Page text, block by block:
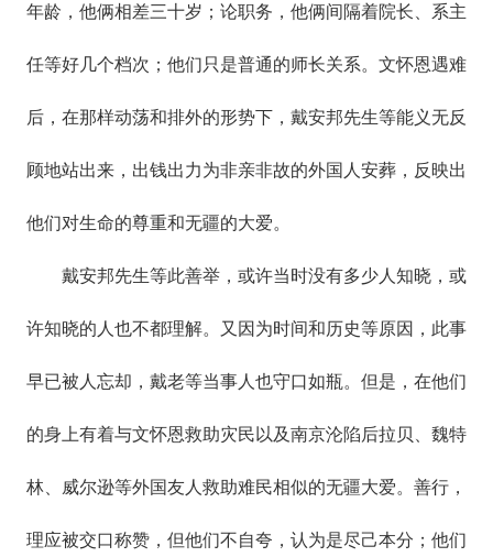
年龄，他俩相差三十岁；论职务，他俩间隔着院长、系主
任等好几个档次；他们只是普通的师长关系。文怀恩遇难
后，在那样动荡和排外的形势下，戴安邦先生等能义无反
顾地站出来，出钱出力为非亲非故的外国人安葬，反映出
他们对生命的尊重和无疆的大爱。
戴安邦先生等此善举，或许当时没有多少人知晓，或
许知晓的人也不都理解。又因为时间和历史等原因，此事
早已被人忘却，戴老等当事人也守口如瓶。但是，在他们
的身上有着与文怀恩救助灾民以及南京沦陷后拉贝、魏特
林、威尔逊等外国友人救助难民相似的无疆大爱。善行，
理应被交口称赞，但他们不自夸，认为是尽己本分；他们